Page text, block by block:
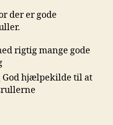
der er gode
rigtig mange gode
God hjælpekilde til at